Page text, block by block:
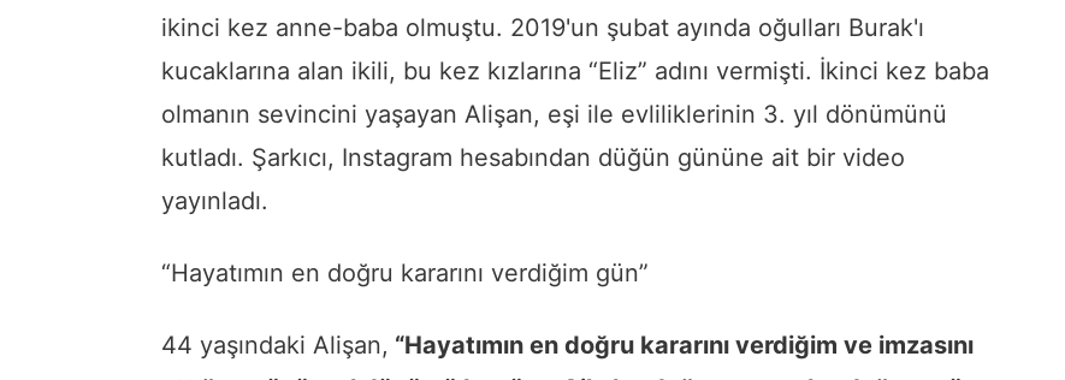
ikinci kez anne-baba olmuştu. 2019'un şubat ayında oğulları Burak'ı
kucaklarına alan ikili, bu kez kızlarına “Eliz” adını vermişti. İkinci kez baba
olmanın sevincini yaşayan Alişan, eşi ile evliliklerinin 3. yıl dönümünü
kutladı. Şarkıcı, Instagram hesabından düğün gününe ait bir video
yayınladı.
“Hayatımın en doğru kararını verdiğim gün”
44 yaşındaki Alişan, “Hayatımın en doğru kararını verdiğim ve imzasını